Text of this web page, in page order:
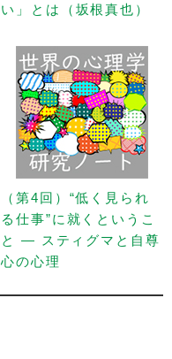
い」とは（坂根真也）
（第4回）“低く見られ
る仕事”に就くというこ
と — スティグマと自尊
心の心理